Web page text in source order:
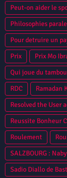
Peut-on aider le
Zayatte Bantama
Niamey
Philosophies
Pour detruire un
Prix
Prix Mo
Qui joue du
RDC
Ramadan
Resolved the User
Reussite Bonheur
Roulement
SALZBOURG :
Sadio Diallo de